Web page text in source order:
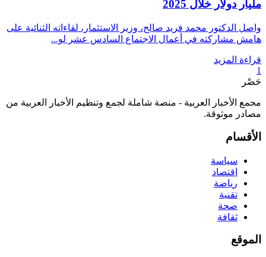
مليار دولار خلال 2025
واصل الدكتور محمد فريد صالح، وزير الاستثمار، لقاءاته الثنائية على
هامش مشاركته في أعمال الاجتماع السادس عشر لو...
قراءة المزيد
1
حَصْر
مجمع الأخبار العربية - منصة شاملة لجمع وتنظيم الأخبار العربية من
مصادر موثوقة.
الأقسام
سياسة
اقتصاد
رياضة
تقنية
صحة
ثقافة
الموقع